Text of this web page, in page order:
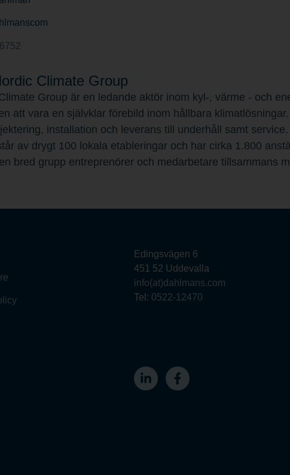
Climate Group
Group är en ledande aktör inom kyl-, värme - och
att vara en självklar förebild inom hållbara
installation och leverans till underhåll samt
av drygt 100 lokala etableringar och har cirka 1.800
bred grupp entreprenörer och medarbetare tillsammans
Edingsvägen 6
451 52 Uddevalla
info(at)dahlmans.com
Tel: 0522-12470